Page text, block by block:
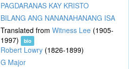
PAGDARANAS KAY KRISTO
BILANG ANG NANANAHANANG ISA
Translated from Witness Lee (1905-
1997)
bio
Robert Lowry (1826-1899)
G Major